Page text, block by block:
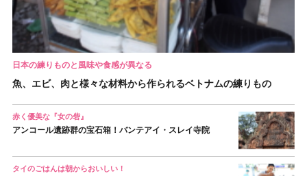
日本の練りものと風味や食感が異なる
魚、エビ、肉と様々な材料から作られるベトナムの練りもの
赤く優美な『女の砦』
アンコール遺跡群の宝石箱！バンテアイ・スレイ寺院
タイのごはんは朝からおいしい！